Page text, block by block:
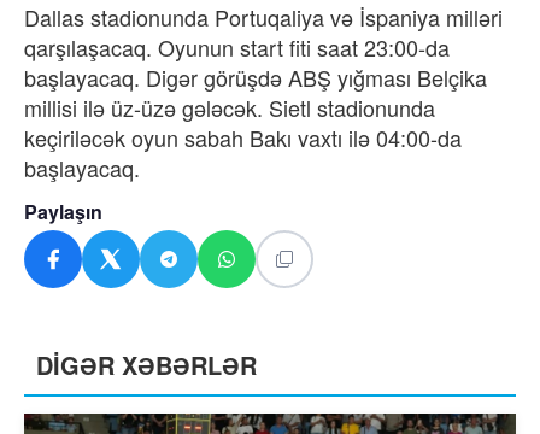
Dallas stadionunda Portuqaliya və İspaniya milləri
qarşılaşacaq. Oyunun start fiti saat 23:00-da
başlayacaq. Digər görüşdə ABŞ yığması Belçika
millisi ilə üz-üzə gələcək. Sietl stadionunda
keçiriləcək oyun sabah Bakı vaxtı ilə 04:00-da
başlayacaq.
Paylaşın
DİGƏR XƏBƏRLƏR